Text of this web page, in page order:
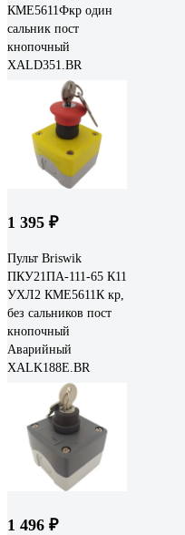
КМЕ5611Фкр один
сальник пост
кнопочный
XALD351.BR
1 395 ₽
Пульт Briswik
ПКУ21ПА-111-65 К11
УХЛ2 КМЕ5611К кр,
без сальников пост
кнопочный
Аварийный
XALK188E.BR
1 496 ₽